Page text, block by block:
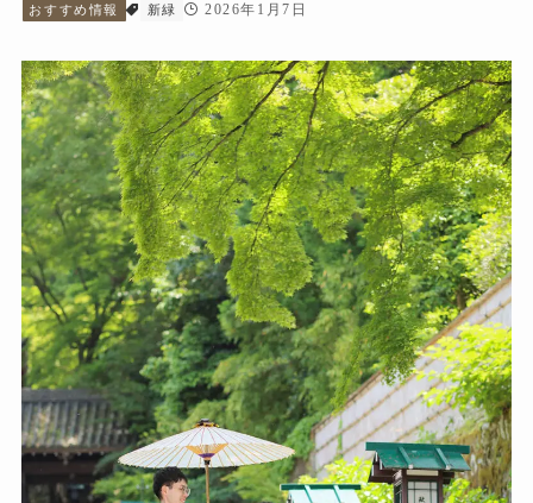
おすすめ情報 新緑 2026年1月7日